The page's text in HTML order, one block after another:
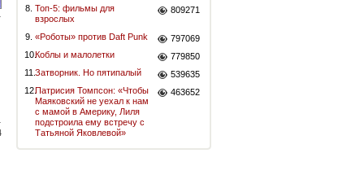
8. Топ-5: фильмы для
взрослых
809271
9. «Роботы» против Daft Punk
797069
10.Коблы и малолетки
779850
11.Затворник. Но пятипалый
539635
12.Патрисия Томпсон: «Чтобы
Маяковский не уехал к нам
с мамой в Америку, Лиля
подстроила ему встречу с
Татьяной Яковлевой»
463652